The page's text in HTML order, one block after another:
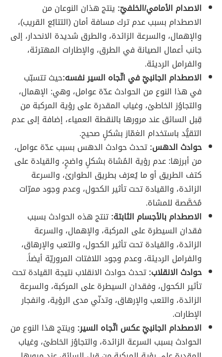
الاصدام الأمامي/الخلفيّ: ينتج هذان النوعان من
الاصطدام بسبب عدم ترك مسافة أمان (التتابُع القريب)،
والإهمال، والسرعة الزائدة، والطرق شديدة الانحدار، إلى
جانب أعمال الصيانة في الطرق، والإطارات المهترئة،
والفرامل الرديئة.
الاصطدام الجانبيّ في اتّجاه السير نفسه:حيث تتسبّب
في هذا النوع من الحوادث عدّة عوامل، وهي: الإهمال،
والتجاوُز الخاطئ، وغياب المقدرة على رؤية المركبة من
قِبل السائق عند مرورها بالنقطة العمياء، إضافة إلى عدم
التقيُّد باستخدام الغمّاز بشكلٍ صحيح.
حوادث الدهس:تحدث حوادث الدهس بسبب عدّة عوامل،
من أبرزها: عدم رؤية المُشاة بشكلٍ واضحٍ، والقيادة على
كتف الطريق أو ما يُعرَف بطريق الطوارئ، والسرعة
الزائدة، والقيادة تحت تأثير الكحول، وعدم وجود ممرّات
مُخصَّصة للمشاة.
الاصطدام بالأجسام الثابتة:تنتج هذه الحوادث بسبب
فقدان السيطرة على المركبة، والإهمال، والسرعة
الزائدة، والقيادة تحت تأثير الكحول، والتعب والإرهاق،
والفرامل الرديئة، وعدم وجود اللافتات المروريّة أيضاً.
حوادث الانقلاب:تحدث حوادث الانقلاب نتيجة القيادة تحت
تأثير الكحول، وفقدان السيطرة على المركبة، والسرعة
الزائدة، والتعب والإرهاق، وتدنّي مدى الرؤية، وانفجار
الإطارات.
الاصطدام الجانبيّ عكس اتّجاه السير: وينتج هذا النوع من
الحوادث بسبب السرعة الزائدة، والتجاوُز الخاطئ، وغياب